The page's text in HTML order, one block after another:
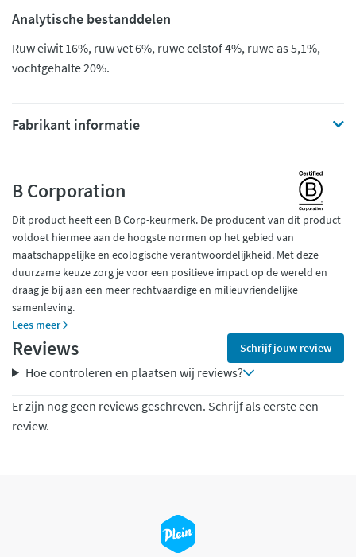
Analytische bestanddelen
Ruw eiwit 16%, ruw vet 6%, ruwe celstof 4%, ruwe as 5,1%,
vochtgehalte 20%.
Fabrikant informatie
B Corporation
Dit product heeft een B Corp-keurmerk. De producent van dit product
voldoet hiermee aan de hoogste normen op het gebied van
maatschappelijke en ecologische verantwoordelijkheid. Met deze
duurzame keuze zorg je voor een positieve impact op de wereld en
draag je bij aan een meer rechtvaardige en milieuvriendelijke
samenleving.
Lees meer
Reviews Schrijf jouw review
Hoe controleren en plaatsen wij reviews?
Er zijn nog geen reviews geschreven. Schrijf als eerste een
review.